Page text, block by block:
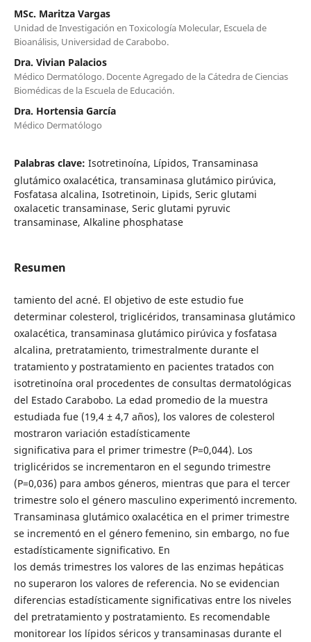
MSc. Maritza Vargas
Unidad de Investigación en Toxicología Molecular, Escuela de
Bioanálisis, Universidad de Carabobo.
Dra. Vivian Palacios
Médico Dermatólogo. Docente Agregado de la Cátedra de Ciencias
Biomédicas de la Escuela de Educación.
Dra. Hortensia García
Médico Dermatólogo
Palabras clave: Isotretinoína, Lípidos, Transaminasa
glutámico oxalacética, transaminasa glutámico pirúvica,
Fosfatasa alcalina, Isotretinoin, Lipids, Seric glutami
oxalacetic transaminase, Seric glutami pyruvic
transaminase, Alkaline phosphatase
Resumen
tamiento del acné. El objetivo de este estudio fue
determinar colesterol, triglicéridos, transaminasa glutámico
oxalacética, transaminasa glutámico pirúvica y fosfatasa
alcalina, pretratamiento, trimestralmente durante el
tratamiento y postratamiento en pacientes tratados con
isotretinoína oral procedentes de consultas dermatológicas
del Estado Carabobo. La edad promedio de la muestra
estudiada fue (19,4 ± 4,7 años), los valores de colesterol
mostraron variación estadísticamente
significativa para el primer trimestre (P=0,044). Los
triglicéridos se incrementaron en el segundo trimestre
(P=0,036) para ambos géneros, mientras que para el tercer
trimestre solo el género masculino experimentó incremento.
Transaminasa glutámico oxalacética en el primer trimestre
se incrementó en el género femenino, sin embargo, no fue
estadísticamente significativo. En
los demás trimestres los valores de las enzimas hepáticas
no superaron los valores de referencia. No se evidencian
diferencias estadísticamente significativas entre los niveles
del pretratamiento y postratamiento. Es recomendable
monitorear los lípidos séricos y transaminasas durante el